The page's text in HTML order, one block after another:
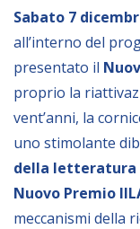
Giustizia e
EUROsociAL
EL PAcCTO
EUROFRONT
COPOLAD III
AL-INVEST
Sabato 7
all’interno del
presentato il
proprio la
vent’anni, la
uno stimolante
della letteratura
Nuovo Premio
meccanismi della